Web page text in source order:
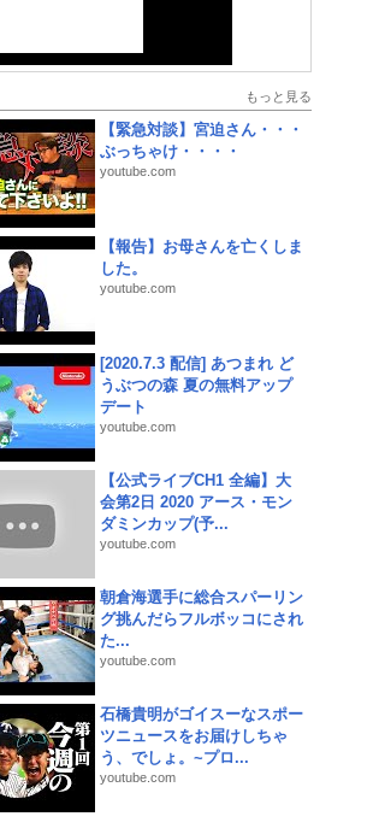
もっと見る
【緊急対談】宮迫さん・・・
ぶっちゃけ・・・・
youtube.com
【報告】お母さんを亡くしま
した。
youtube.com
[2020.7.3 配信] あつまれ ど
うぶつの森 夏の無料アップ
デート
youtube.com
【公式ライブCH1 全編】大
会第2日 2020 アース・モン
ダミンカップ(予...
youtube.com
朝倉海選手に総合スパーリン
グ挑んだらフルボッコにされ
た...
youtube.com
石橋貴明がゴイスーなスポー
ツニュースをお届けしちゃ
う、でしょ。~プロ...
youtube.com